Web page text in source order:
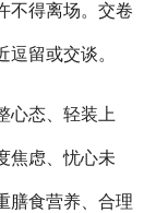
不得离场。交卷
留或交谈。
态、轻装上
焦虑、忧心未
膳食营养、合理